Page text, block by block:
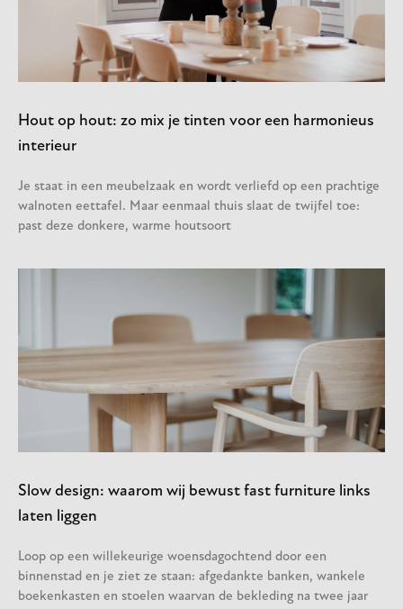
Hout op hout: zo mix je tinten voor een harmonieus
interieur
Je staat in een meubelzaak en wordt verliefd op een prachtige
walnoten eettafel. Maar eenmaal thuis slaat de twijfel toe:
past deze donkere, warme houtsoort
Slow design: waarom wij bewust fast furniture links
laten liggen
Loop op een willekeurige woensdagochtend door een
binnenstad en je ziet ze staan: afgedankte banken, wankele
boekenkasten en stoelen waarvan de bekleding na twee jaar